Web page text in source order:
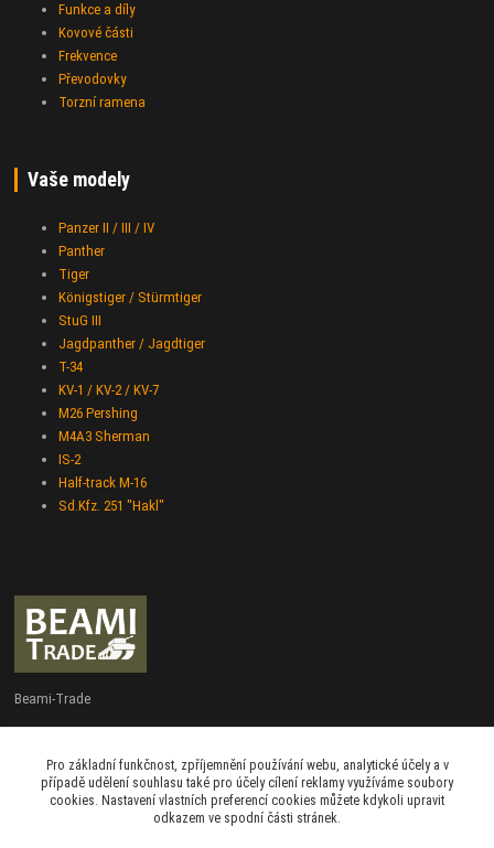
Funkce a díly
Kovové části
Frekvence
Převodovky
Torzní ramena
Vaše modely
Panzer II / III / IV
Panther
Tiger
Königstiger / Stürmtiger
StuG III
Jagdpanther / Jagdtiger
T-34
KV-1 / KV-2 / KV-7
M26 Pershing
M4A3 Sherman
IS-2
Half-track M-16
Sd.Kfz. 251 "Hakl"
Beami-Trade
+420 775 427 778
Po - Pá 9:00 - 16:00
admin@beami-trade.cz
Pro základní funkčnost, zpříjemnění používání webu, analytické účely a v
případě udělení souhlasu také pro účely cílení reklamy využíváme soubory
cookies. Nastavení vlastních preferencí cookies můžete kdykoli upravit
odkazem ve spodní části stránek.